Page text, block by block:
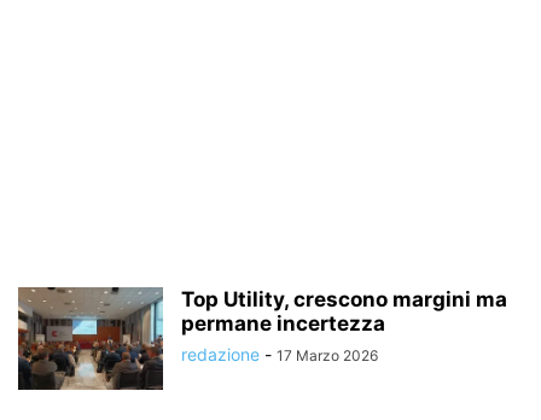
Top Utility, crescono margini ma
permane incertezza
redazione - 17 Marzo 2026